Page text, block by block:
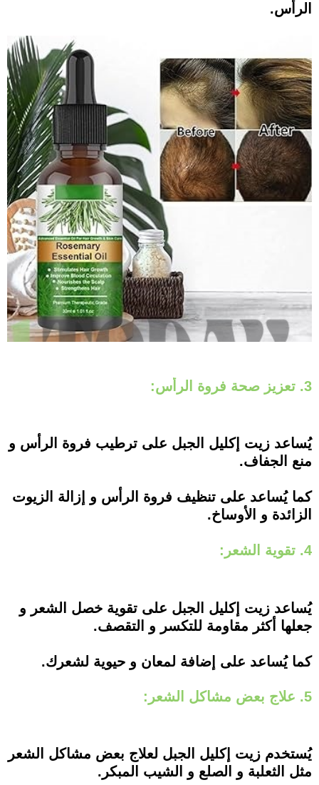
الرأس.
3. تعزيز صحة فروة الرأس:
يُساعد زيت إكليل الجبل على ترطيب فروة الرأس و
منع الجفاف.
كما يُساعد على تنظيف فروة الرأس و إزالة الزيوت
الزائدة و الأوساخ.
4. تقوية الشعر:
يُساعد زيت إكليل الجبل على تقوية خصل الشعر و
جعلها أكثر مقاومة للتكسر و التقصف.
كما يُساعد على إضافة لمعان و حيوية لشعرك.
5. علاج بعض مشاكل الشعر:
يُستخدم زيت إكليل الجبل لعلاج بعض مشاكل الشعر
مثل الثعلبة و الصلع و الشيب المبكر.